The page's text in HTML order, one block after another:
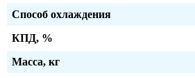
Способ охлаждения
КПД, %
Масса, кг